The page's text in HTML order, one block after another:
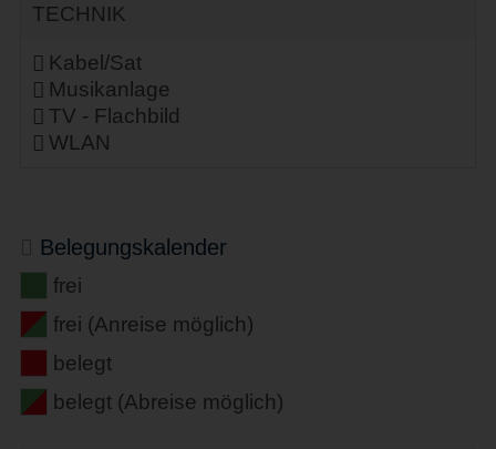
TECHNIK
Kabel/Sat
Musikanlage
TV - Flachbild
WLAN
Belegungskalender
frei
frei (Anreise möglich)
belegt
belegt (Abreise möglich)